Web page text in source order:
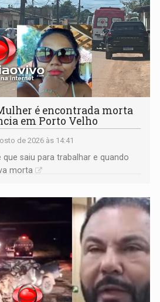
é encontrada morta
em Porto Velho
de 2026 às 14:41
que saiu para trabalhar e quando
morta